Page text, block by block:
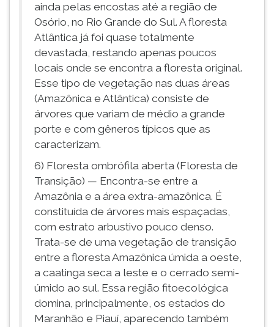
ainda pelas encostas até a região de
Osório, no Rio Grande do Sul. A floresta
Atlântica já foi quase totalmente
devastada, restando apenas poucos
locais onde se encontra a floresta original.
Esse tipo de vegetação nas duas áreas
(Amazônica e Atlântica) consiste de
árvores que variam de médio a grande
porte e com gêneros típicos que as
caracterizam.
6) Floresta ombrófila aberta (Floresta de
Transição) — Encontra-se entre a
Amazônia e a área extra-amazônica. É
constituída de árvores mais espaçadas,
com estrato arbustivo pouco denso.
Trata-se de uma vegetação de transição
entre a floresta Amazônica úmida a oeste,
a caatinga seca a leste e o cerrado semi-
úmido ao sul. Essa região fitoecológica
domina, principalmente, os estados do
Maranhão e Piauí, aparecendo também